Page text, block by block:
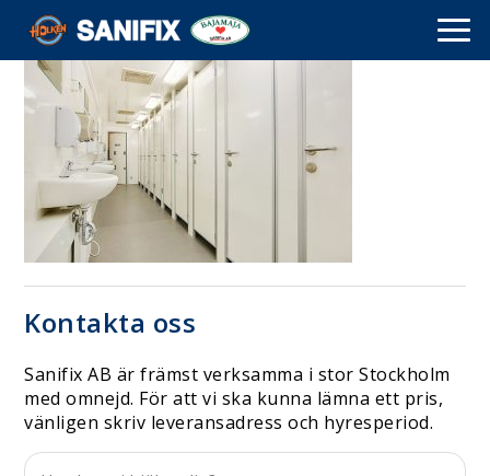
Kontakta oss
Sanifix AB är främst verksamma i stor Stockholm
med omnejd. För att vi ska kunna lämna ett pris,
vänligen skriv leveransadress och hyresperiod.